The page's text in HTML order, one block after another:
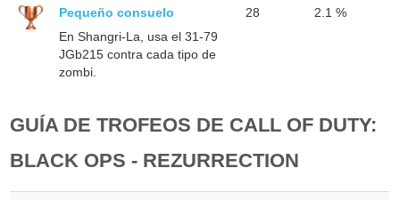
Pequeño consuelo
En Shangri-La, usa el 31-79
JGb215 contra cada tipo de
zombi.
28 2.1 %
GUÍA DE TROFEOS DE CALL OF DUTY:
BLACK OPS - REZURRECTION